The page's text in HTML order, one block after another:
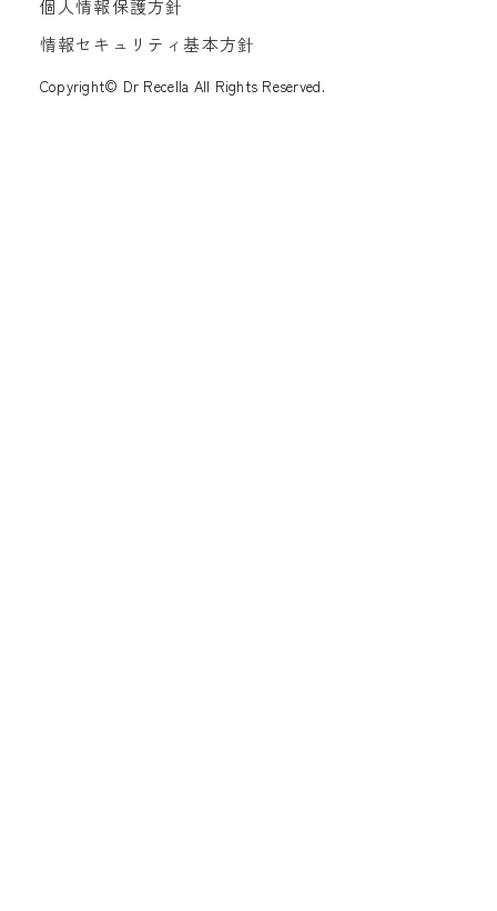
個人情報保護方針
情報セキュリティ基本方針
Copyright© Dr Recella All Rights Reserved.